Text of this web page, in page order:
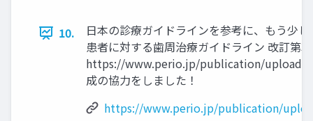
10.
日本の診療ガイドラインを参考に、もう少
患者に対する歯周治療ガイドライン 改訂第3
https://www.perio.jp/publication/
成の協力をしました！
https://www.perio.jp/publication/